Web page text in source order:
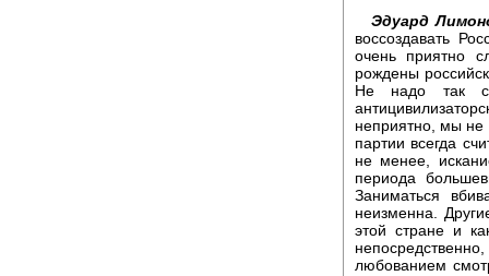
Эдуард
воссоздавать
очень приятно
рождены
Не надо так
неприятно, мы не
партии всегда
не менее,
периода
Заниматься
неизменна.
этой стране и
любованием